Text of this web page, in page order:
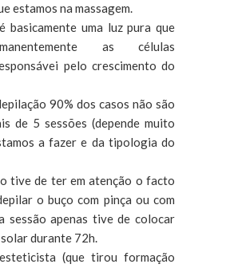
estamos na massagem.
basicamente uma luz pura que
as células
pelo crescimento do
90% dos casos não são
de 5 sessões (depende muito
a fazer e da tipologia do
tive de ter em atenção o facto
o buço com pinça ou com
sessão apenas tive de colocar
durante 72h.
(que tirou formação